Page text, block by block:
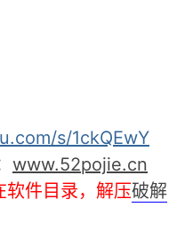
s/1ckQEwY
www.52pojie.cn
软件目录，解压破解